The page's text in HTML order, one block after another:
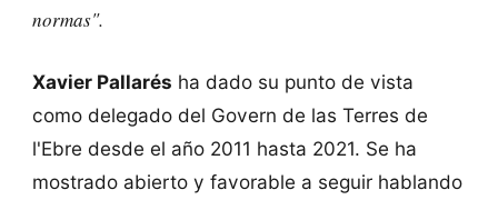
normas".
Xavier Pallarés ha dado su punto de vista
como delegado del Govern de las Terres de
l'Ebre desde el año 2011 hasta 2021. Se ha
mostrado abierto y favorable a seguir hablando